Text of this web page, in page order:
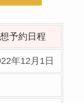
予約日程
年12月1日